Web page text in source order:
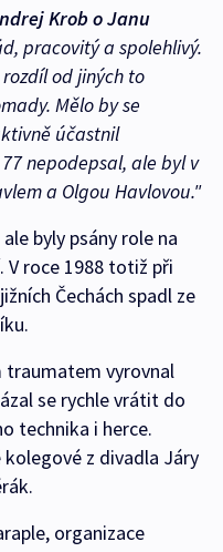
Krob o Janu
pracovitý a spolehlivý.
od jiných to
Mělo by se
účastnil
nepodepsal, ale byl v
a Olgou Havlovou."
byly psány role na
V roce 1988 totiž při
Čechách spadl ze
traumatem vyrovnal
se rychle vrátit do
technika i herce.
z divadla Járy
organizace